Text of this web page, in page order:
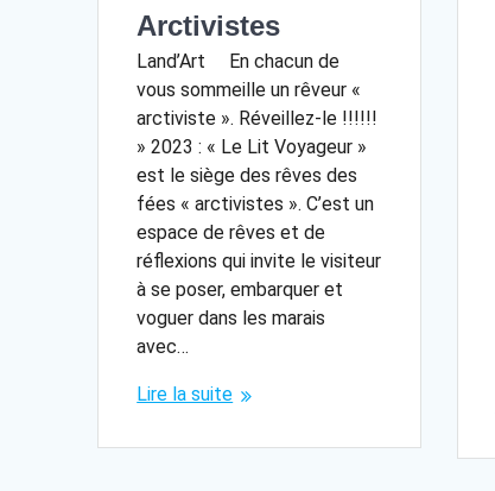
Arctivistes
Land’Art En chacun de
vous sommeille un rêveur «
arctiviste ». Réveillez-le !!!!!!
» 2023 : « Le Lit Voyageur »
est le siège des rêves des
fées « arctivistes ». C’est un
espace de rêves et de
réflexions qui invite le visiteur
à se poser, embarquer et
voguer dans les marais
avec…
Lire la suite